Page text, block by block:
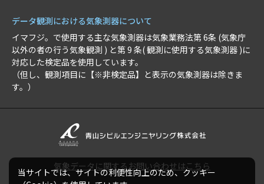
データ観測における気象測器について
イマフジ。で使用する主な気象測器は気象業務法第 6条 (気象庁
以外の者の行う気象観測 ) と第 9 条( 観測に使用する気象測器 )に
対応した検定品を使用しています。
（但し、観測項目に【※非検定品】と表示の気象測器は除きま
す。）
気象データに関するお問い合わせはこちら
当サイトでは、サイトの利便性向上のため、クッキー